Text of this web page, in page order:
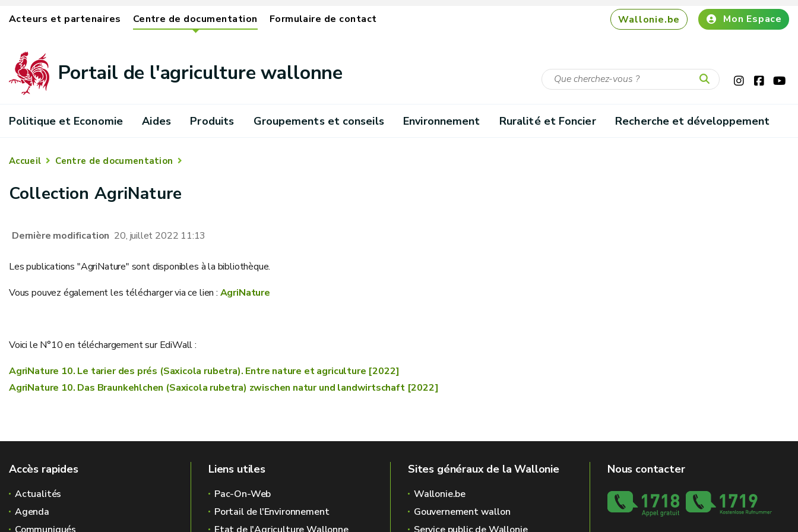
Acteurs et partenaires Centre de documentation Formulaire de contact Wallonie.be Mon Espace
Portail de l'agriculture wallonne
Politique et Economie Aides Produits Groupements et conseils Environnement Ruralité et Foncier Recherche et développement
Accueil Centre de documentation
Collection AgriNature
Dernière modification 20, juillet 2022 11:13
Les publications "AgriNature" sont disponibles à la bibliothèque.
Vous pouvez également les télécharger via ce lien : AgriNature
Voici le N°10 en téléchargement sur EdiWall :
AgriNature 10. Le tarier des prés (Saxicola rubetra). Entre nature et agriculture [2022]
AgriNature 10. Das Braunkehlchen (Saxicola rubetra) zwischen natur und landwirtschaft [2022]
Accès rapides
Actualités
Agenda
Liens utiles
Pac-On-Web
Portail de l'Environnement
Sites généraux de la Wallonie
Wallonie.be
Gouvernement wallon
Nous contacter